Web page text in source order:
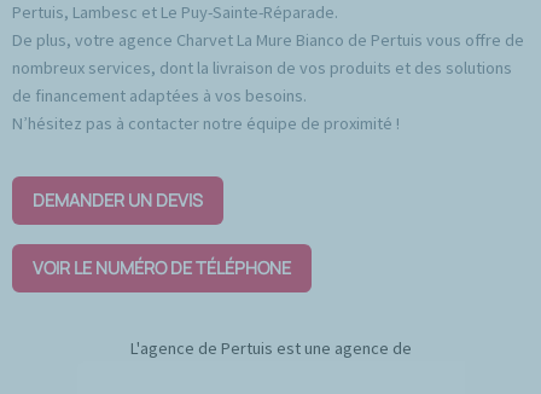
Pertuis, Lambesc et Le Puy-Sainte-Réparade.
De plus, votre agence Charvet La Mure Bianco de Pertuis vous offre de
nombreux services, dont la livraison de vos produits et des solutions
de financement adaptées à vos besoins.
N’hésitez pas à contacter notre équipe de proximité !
DEMANDER UN DEVIS
VOIR LE NUMÉRO DE TÉLÉPHONE
L'agence de Pertuis est une agence de